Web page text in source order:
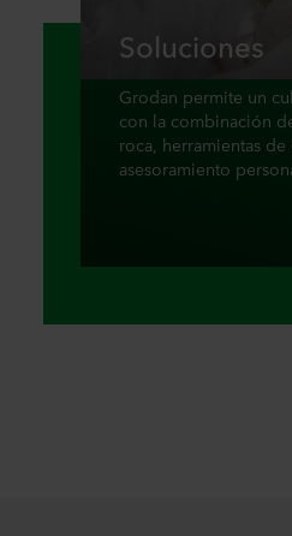
Soluciones
Grodan permite un
con la combinación
roca, herramientas
asesoramiento